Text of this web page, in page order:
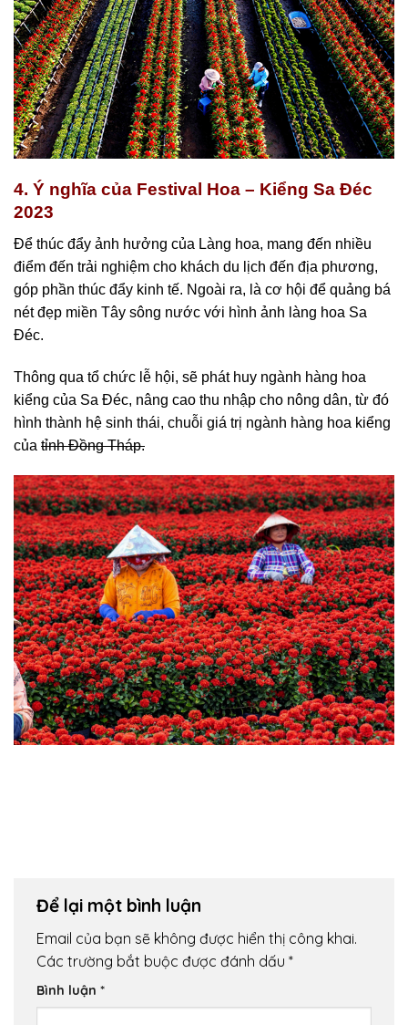
4. Ý nghĩa của Festival Hoa – Kiểng Sa Đéc
2023
Để thúc đẩy ảnh hưởng của Làng hoa, mang đến nhiều
điểm đến trải nghiệm cho khách du lịch đến địa phương,
góp phần thúc đẩy kinh tế. Ngoài ra, là cơ hội để quảng bá
nét đẹp miền Tây sông nước với hình ảnh làng hoa Sa
Đéc.
Thông qua tổ chức lễ hội, sẽ phát huy ngành hàng hoa
kiểng của Sa Đéc, nâng cao thu nhập cho nông dân, từ đó
hình thành hệ sinh thái, chuỗi giá trị ngành hàng hoa kiểng
của tỉnh Đồng Tháp.
Để lại một bình luận
Email của bạn sẽ không được hiển thị công khai.
Các trường bắt buộc được đánh dấu *
Bình luận *